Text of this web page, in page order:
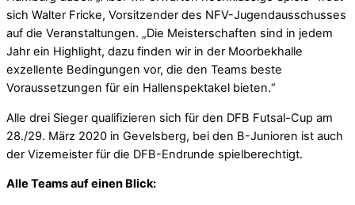
sich Walter Fricke, Vorsitzender des NFV-Jugendausschusses
auf die Veranstaltungen. „Die Meisterschaften sind in jedem
Jahr ein Highlight, dazu finden wir in der Moorbekhalle
exzellente Bedingungen vor, die den Teams beste
Voraussetzungen für ein Hallenspektakel bieten.“
Alle drei Sieger qualifizieren sich für den DFB Futsal-Cup am
28./29. März 2020 in Gevelsberg, bei den B-Junioren ist auch
der Vizemeister für die DFB-Endrunde spielberechtigt.
Alle Teams auf einen Blick: